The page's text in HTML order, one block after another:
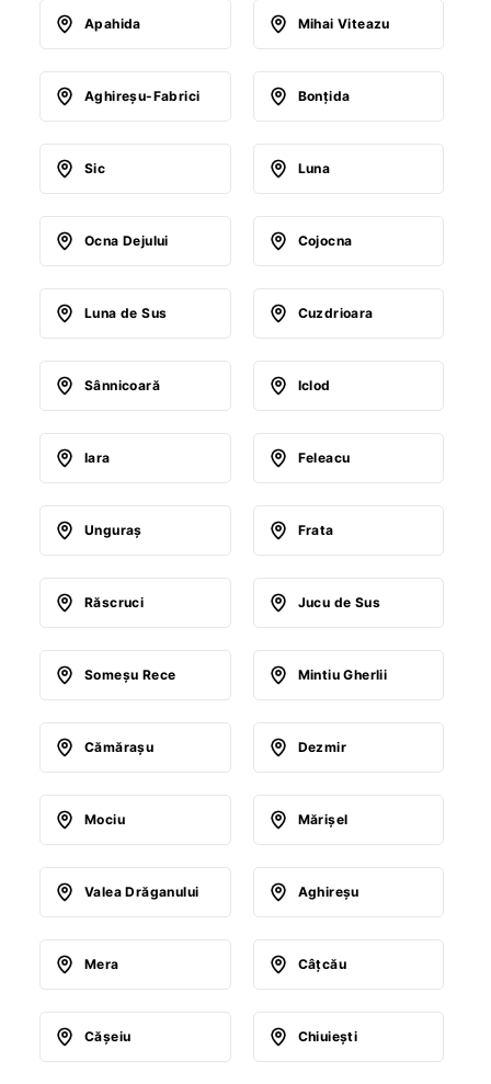
Apahida Mihai Viteazu
Aghireşu-Fabrici Bonţida
Sic Luna
Ocna Dejului Cojocna
Luna de Sus Cuzdrioara
Sânnicoară Iclod
Iara Feleacu
Unguraş Frata
Răscruci Jucu de Sus
Someşu Rece Mintiu Gherlii
Cămăraşu Dezmir
Mociu Mărişel
Valea Drăganului Aghireşu
Mera Câţcău
Căşeiu Chiuieşti